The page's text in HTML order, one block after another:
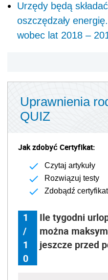
Urzędy będą
oszczędzały
wobec lat 2018 –
Uprawnienia
QUIZ
Jak zdobyć Certyfikat:
Czytaj artykuły
Rozwiązuj testy
Zdobądź certyfikat
1
/
1
0
Ile tygodni
można
jeszcze przed